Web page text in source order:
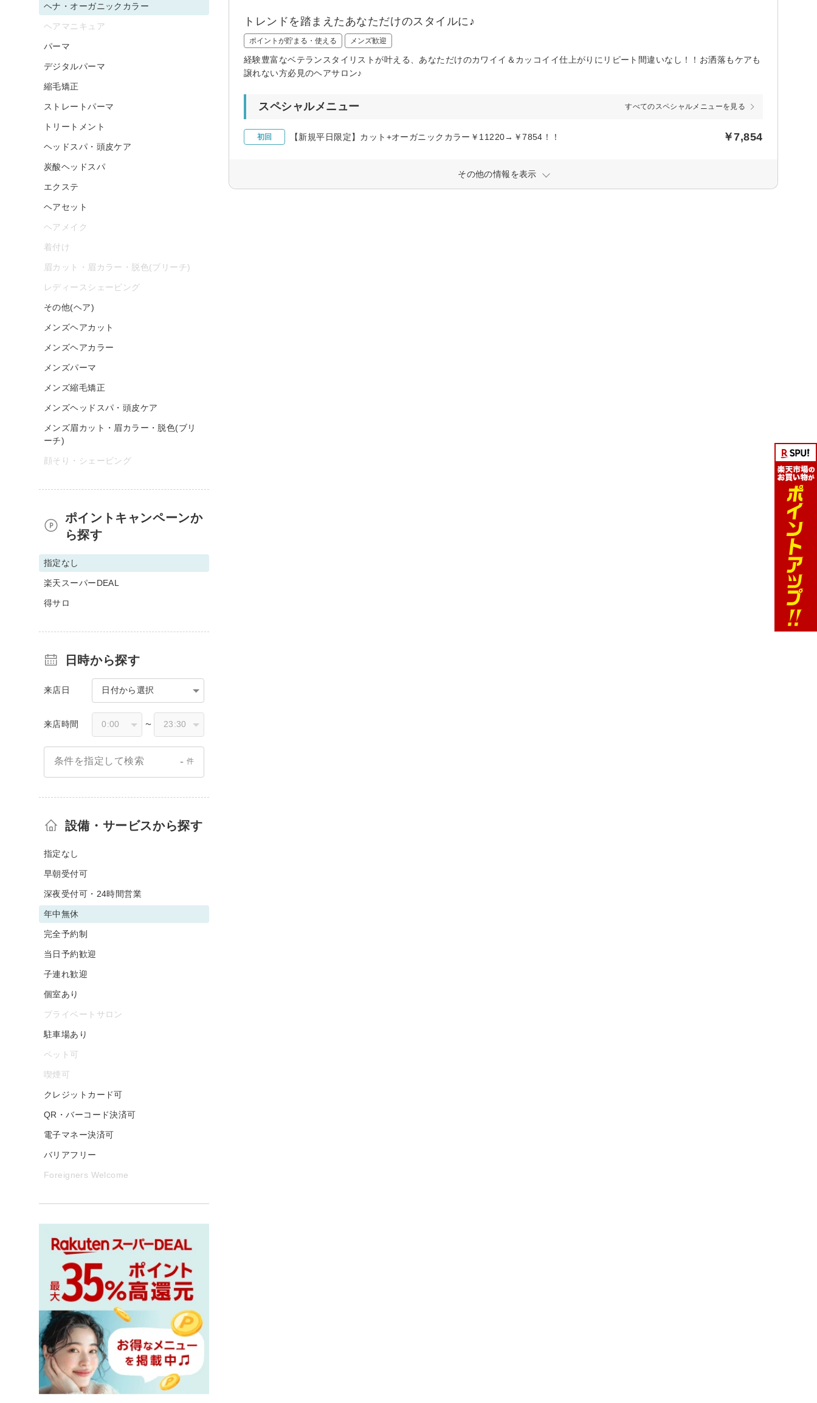
トレンドを踏まえたあなただけのスタイルに♪
ポイントが貯まる・使える メンズ歓迎
経験豊富なベテランスタイリストが叶える、あなただけのカワイイ＆カッコイイ仕上がりにリピート間違いなし！！お洒落もケアも
譲れない方必見のヘアサロン♪
スペシャルメニュー すべてのスペシャルメニューを見る
初回 【新規平日限定】カット+オーガニックカラー￥11220→￥7854！！ ￥7,854
その他の情報を表示
ヘナ・オーガニックカラー
ヘアマニキュア
パーマ
デジタルパーマ
縮毛矯正
ストレートパーマ
トリートメント
ヘッドスパ・頭皮ケア
炭酸ヘッドスパ
エクステ
ヘアセット
ヘアメイク
着付け
眉カット・眉カラー・脱色(ブリーチ)
レディースシェービング
その他(ヘア)
メンズヘアカット
メンズヘアカラー
メンズパーマ
メンズ縮毛矯正
メンズヘッドスパ・頭皮ケア
メンズ眉カット・眉カラー・脱色(ブリ
ーチ)
顔そり・シェービング
ポイントキャンペーンか
ら探す
指定なし
楽天スーパーDEAL
得サロ
日時から探す
来店日 日付から選択
来店時間 〜
条件を指定して検索 - 件
設備・サービスから探す
指定なし
早朝受付可
深夜受付可・24時間営業
年中無休
完全予約制
当日予約歓迎
子連れ歓迎
個室あり
プライベートサロン
駐車場あり
ペット可
喫煙可
クレジットカード可
QR・バーコード決済可
電子マネー決済可
バリアフリー
Foreigners Welcome